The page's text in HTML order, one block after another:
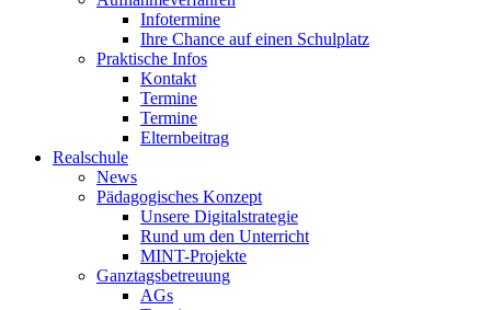
Infotermine
Ihre Chance auf einen Schulplatz
Praktische Infos
Kontakt
Termine
Termine
Elternbeitrag
Realschule
News
Pädagogisches Konzept
Unsere Digitalstrategie
Rund um den Unterricht
MINT-Projekte
Ganztagsbetreuung
AGs